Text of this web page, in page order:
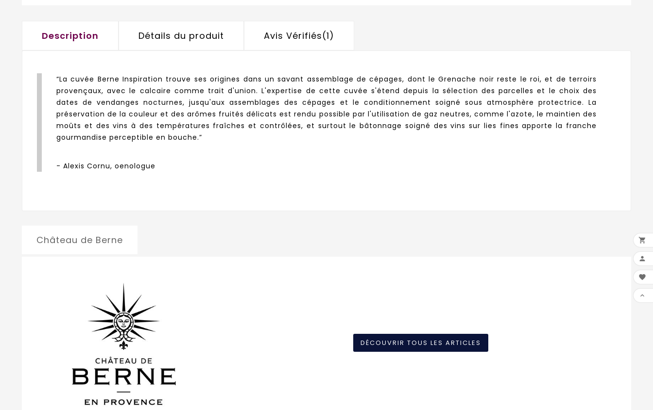
Description Détails du produit Avis Vérifiés(1)
“La cuvée Berne Inspiration trouve ses origines dans un savant assemblage de cépages, dont le Grenache noir reste le roi, et de terroirs
provençaux, avec le calcaire comme trait d'union. L'expertise de cette cuvée s'étend depuis la sélection des parcelles et le choix des
dates de vendanges nocturnes, jusqu'aux assemblages des cépages et le conditionnement soigné sous atmosphère protectrice. La
préservation de la couleur et des arômes fruités délicats est rendu possible par l'utilisation de gaz neutres, comme l'azote, le maintien des
moûts et des vins à des températures fraîches et contrôlées, et surtout le bâtonnage soigné des vins sur lies fines apporte la franche
gourmandise perceptible en bouche.”
- Alexis Cornu, oenologue
Château de Berne
DÉCOUVRIR TOUS LES ARTICLES



